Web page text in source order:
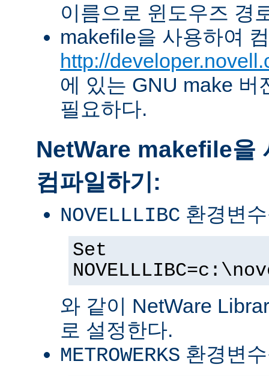
이름으로 윈도우즈 경
makefile을 사용하여
http://
에 있는 GNU make 버
필요하다.
NetWare makefile을
컴파일하기:
NOVELLLIBC 환경변
Set
와 같이 NetWare
로 설정한다.
METROWERKS 환경변